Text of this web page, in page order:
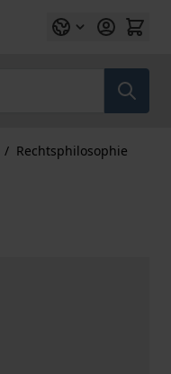
/ Rechtsphilosophie